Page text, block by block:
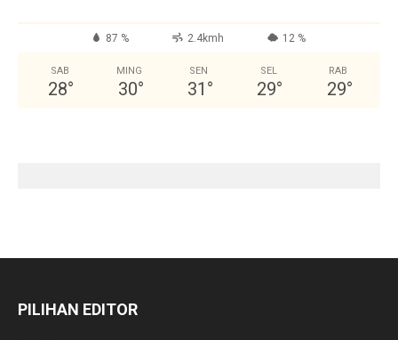
87 % 2.4kmh 12 %
SAB
28°
MING
30°
SEN
31 °
SEL
29°
RAB
29°
PILIHAN EDITOR